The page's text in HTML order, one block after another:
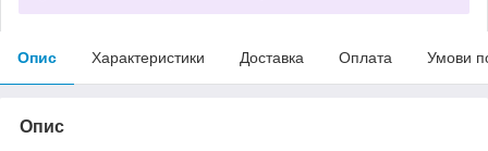
Опис Характеристики Доставка Оплата Умови
Опис